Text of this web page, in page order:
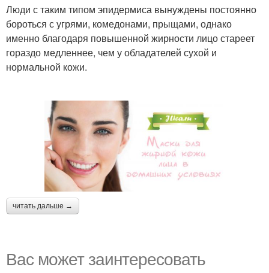
Люди с таким типом эпидермиса вынуждены постоянно
бороться с угрями, комедонами, прыщами, однако
именно благодаря повышенной жирности лицо стареет
гораздо медленнее, чем у обладателей сухой и
нормальной кожи.
читать дальше →
Вас может заинтересовать